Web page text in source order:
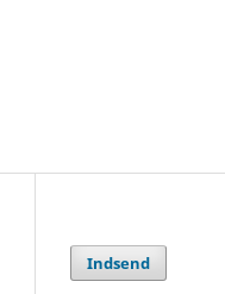
Indsend